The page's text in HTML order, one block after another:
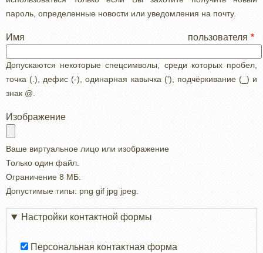
пароль, определенные новости или уведомления на почту.
Имя пользователя
Допускаются некоторые спецсимволы, среди которых пробел,
точка (.), дефис (-), одинарная кавычка ('), подчёркивание (_) и
знак @.
Изображение
Ваше виртуальное лицо или изображение
Только один файл.
Ограничение 8 МБ.
Допустимые типы: png gif jpg jpeg.
Настройки контактной формы
Персональная контактная форма